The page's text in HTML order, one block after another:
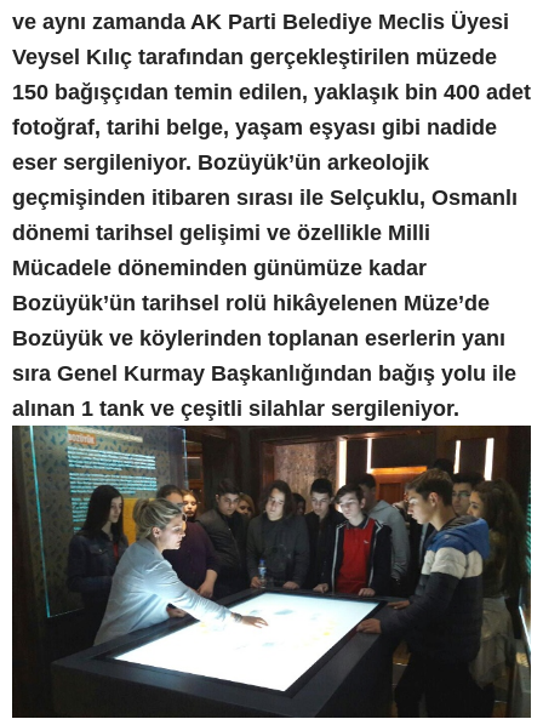
ve aynı zamanda AK Parti Belediye Meclis Üyesi
Veysel Kılıç tarafından gerçekleştirilen müzede
150 bağışçıdan temin edilen, yaklaşık bin 400 adet
fotoğraf, tarihi belge, yaşam eşyası gibi nadide
eser sergileniyor. Bozüyük’ün arkeolojik
geçmişinden itibaren sırası ile Selçuklu, Osmanlı
dönemi tarihsel gelişimi ve özellikle Milli
Mücadele döneminden günümüze kadar
Bozüyük’ün tarihsel rolü hikâyelenen Müze’de
Bozüyük ve köylerinden toplanan eserlerin yanı
sıra Genel Kurmay Başkanlığından bağış yolu ile
alınan 1 tank ve çeşitli silahlar sergileniyor.